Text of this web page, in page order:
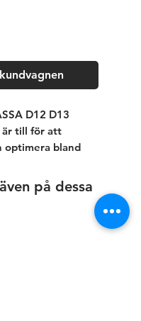
D12 D13
till för att
optimera bland
kommer med
någon med
syn kan
på dessa